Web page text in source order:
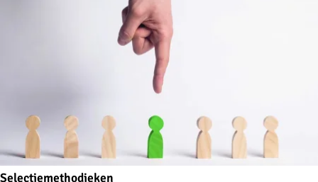
Selectiemethodieken